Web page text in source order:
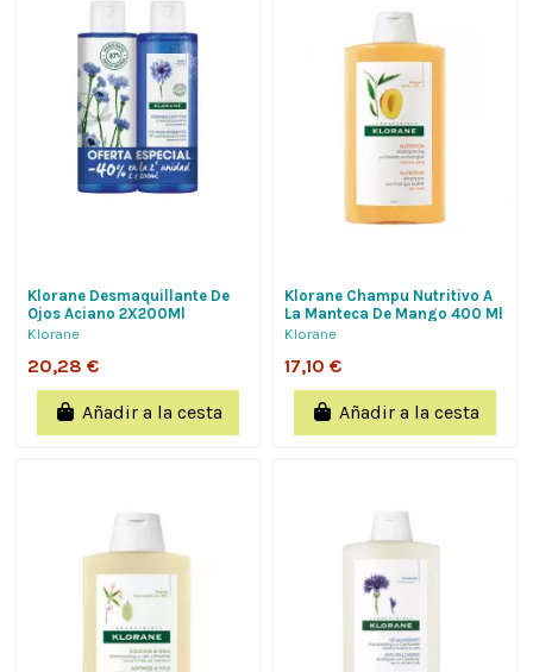
Klorane Desmaquillante De
Ojos Aciano 2X200Ml
Klorane
20,28 €
Añadir a la cesta
Klorane Champu Nutritivo A
La Manteca De Mango 400 Ml
Klorane
17,10 €
Añadir a la cesta